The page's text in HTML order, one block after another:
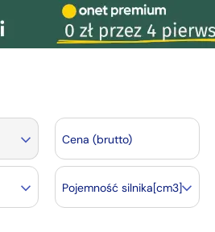
Cena (brutto)
Pojemność silnika[cm3]